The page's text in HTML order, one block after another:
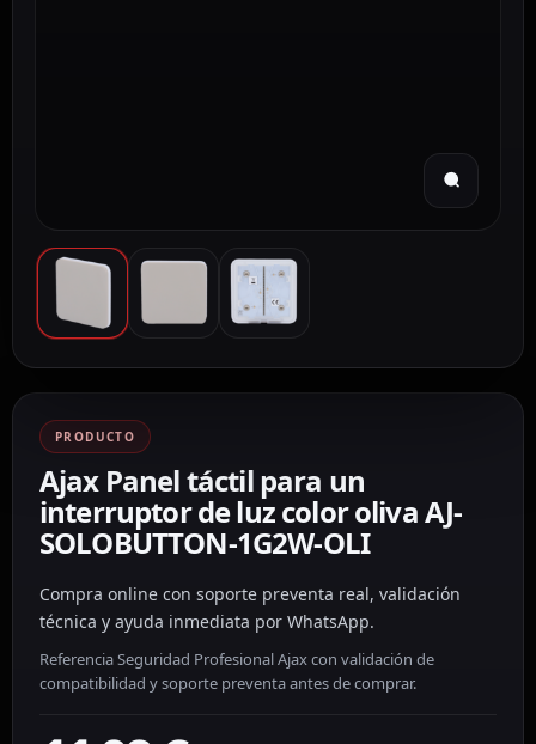
PRODUCTO
Ajax Panel táctil para un
interruptor de luz color oliva AJ-
SOLOBUTTON-1G2W-OLI
Compra online con soporte preventa real, validación
técnica y ayuda inmediata por WhatsApp.
Referencia Seguridad Profesional Ajax con validación de
compatibilidad y soporte preventa antes de comprar.